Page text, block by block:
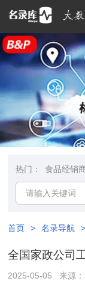
热门： 食品经销
首页 > 名录导航 >
全国家政公司
2025-05-05 来源：